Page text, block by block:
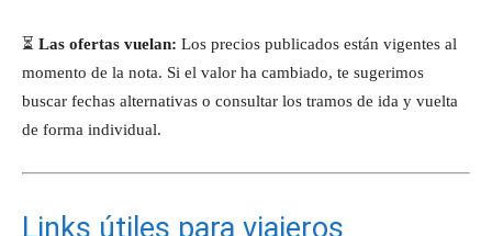
⏳ Las ofertas vuelan: Los precios publicados están vigentes al
momento de la nota. Si el valor ha cambiado, te sugerimos
buscar fechas alternativas o consultar los tramos de ida y vuelta
de forma individual.
Links útiles para viajeros